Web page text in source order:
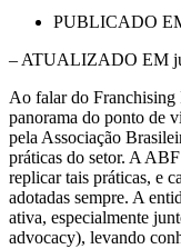
PUBLICADO
– ATUALIZADO EM
Ao falar do Franchising
panorama do ponto de
pela Associação
práticas do setor. A
replicar tais práticas, e
adotadas sempre. A
ativa, especialmente
advocacy), levando